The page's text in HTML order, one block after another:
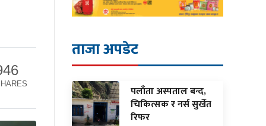
ताजा अपडेट
पलाँता अस्पताल बन्द,
चिकित्सक र नर्स सुर्खेत
रिफर